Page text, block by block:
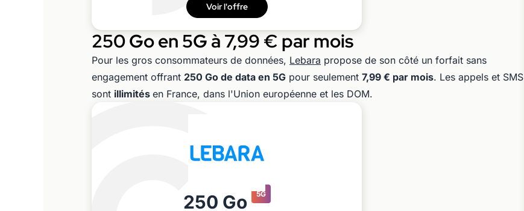
Voir l'offre
250 Go en 5G à 7,99 € par mois
Pour les gros consommateurs de données, Lebara propose de son côté un forfait sans
engagement offrant 250 Go de data en 5G pour seulement 7,99 € par mois. Les appels et SMS
sont illimités en France, dans l'Union européenne et les DOM.
250 Go 5G